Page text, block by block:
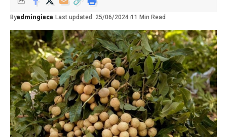
Byadmingiaca Last updated: 25/06/2024 11 Min Read